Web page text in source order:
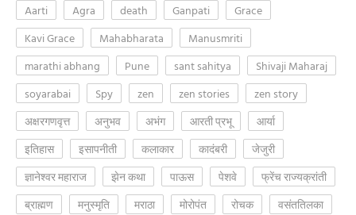
Aarti Agra death Ganpati
Grace
Kavi Grace
Mahabharata
Manusmriti
marathi abhang
Pune sant sahitya
Shivaji Maharaj
soyarabai
Spy zen zen stories
zen story
अक्षरगणवृत्त
अनुभव अभंग आरती प्रभू
आर्या
इतिहास
इसापनीती कलाकार कादंबरी
जेजुरी
ज्ञानेश्वर महाराज
झेन कथा पाऊस पेशवे
फ्रेंच राज्यक्रांती
ब्राह्मण
मनुस्मृति मराठा मोरोपंत रोचक
वसंततिलका